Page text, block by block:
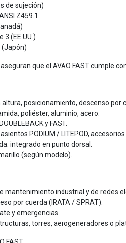
de sujeción)
Z459.1
3 (EE.UU.)
(Japón)
que el AVAO FAST cumple
altura, posicionamiento, descenso por
poliéster, aluminio, acero.
y FAST.
PODIUM / LITEPOD, accesorios
integrado en punto dorsal.
(según modelo).
mantenimiento industrial y de redes
por cuerda (IRATA / SPRAT).
y emergencias.
torres, aerogeneradores o